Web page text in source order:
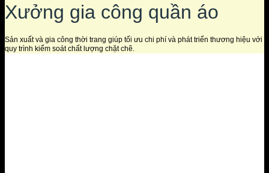
Xưởng gia công quần áo
Sản xuất và gia công thời trang giúp tối ưu chi phí và phát triển thương hiệu với
quy trình kiểm soát chất lượng chặt chẽ.